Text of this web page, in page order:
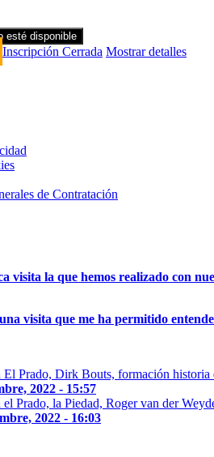
esté disponible
Inscripción Cerrada Mostrar detalles
de Contratación
visita la que hemos realizado con
visita que me ha permitido
2022 - 15:57
2022 - 16:03